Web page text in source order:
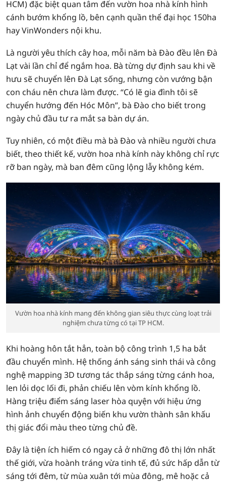
HCM) đặc biệt quan tâm đến vườn hoa nhà kính hình
cánh bướm khổng lồ, bên cạnh quần thể đại học 150ha
hay VinWonders nội khu.
Là người yêu thích cây hoa, mỗi năm bà Đào đều lên Đà
Lạt vài lần chỉ để ngắm hoa. Bà từng dự định sau khi về
hưu sẽ chuyển lên Đà Lạt sống, nhưng còn vướng bận
con cháu nên chưa làm được. “Có lẽ gia đình tôi sẽ
chuyển hướng đến Hóc Môn”, bà Đào cho biết trong
ngày chủ đầu tư ra mắt sa bàn dự án.
Tuy nhiên, có một điều mà bà Đào và nhiều người chưa
biết, theo thiết kế, vườn hoa nhà kính này không chỉ rực
rỡ ban ngày, mà ban đêm cũng lộng lẫy không kém.
Vườn hoa nhà kính mang đến không gian siêu thực cùng loạt trải
nghiệm chưa từng có tại TP HCM.
Khi hoàng hôn tắt hẳn, toàn bộ công trình 1,5 ha bắt
đầu chuyển mình. Hệ thống ánh sáng sinh thái và công
nghệ mapping 3D tương tác thắp sáng từng cánh hoa,
len lỏi dọc lối đi, phản chiếu lên vòm kính khổng lồ.
Hàng triệu điểm sáng laser hòa quyện với hiệu ứng
hình ảnh chuyển động biến khu vườn thành sân khấu
thị giác đổi màu theo từng chủ đề.
Đây là tiện ích hiếm có ngay cả ở những đô thị lớn nhất
thế giới, vừa hoành tráng vừa tinh tế, đủ sức hấp dẫn từ
sáng tới đêm, từ mùa xuân tới mùa đông, mê hoặc cả